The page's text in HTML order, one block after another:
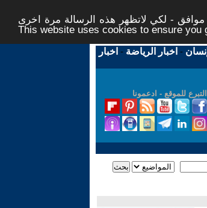
- لكي لاتظهر هذه الرسالة مرة اخرى -
This website uses cookies to ensure you
- اخبار الرياضة - اخبار
التبرع للموقع - ادعمونا